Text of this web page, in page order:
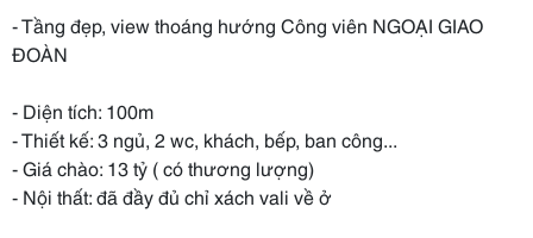
- Tầng đẹp, view thoáng hướng Công viên NGOẠI GIAO
ĐOÀN
- Diện tích: 100m
- Thiết kế: 3 ngủ, 2 wc, khách, bếp, ban công...
- Giá chào: 13 tỷ ( có thương lượng)
- Nội thất: đã đầy đủ chỉ xách vali về ở